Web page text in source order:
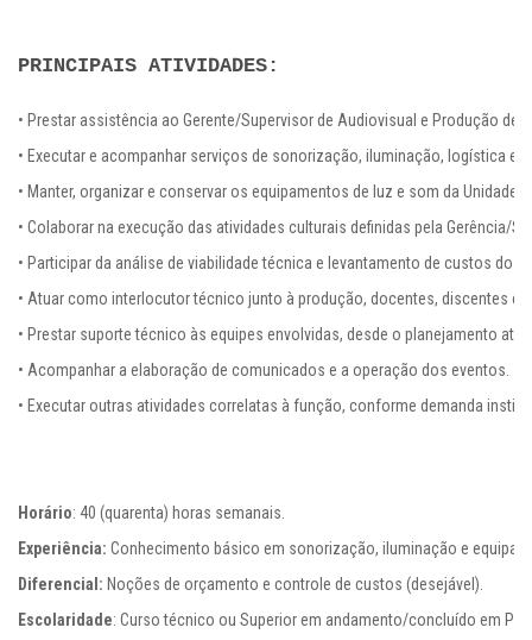
PRINCIPAIS ATIVIDADES:
• Prestar assistência ao Gerente/Supervisor de Audiovisual e Produção de
• Executar e acompanhar serviços de sonorização, iluminação, logística e
• Manter, organizar e conservar os equipamentos de luz e som da Unidade
• Colaborar na execução das atividades culturais definidas pela Gerência/
• Participar da análise de viabilidade técnica e levantamento de custos
• Atuar como interlocutor técnico junto à produção, docentes, discentes
• Prestar suporte técnico às equipes envolvidas, desde o planejamento
• Acompanhar a elaboração de comunicados e a operação dos eventos.
• Executar outras atividades correlatas à função, conforme demanda
Horário
Experiência:
Diferencial:
Escolaridade